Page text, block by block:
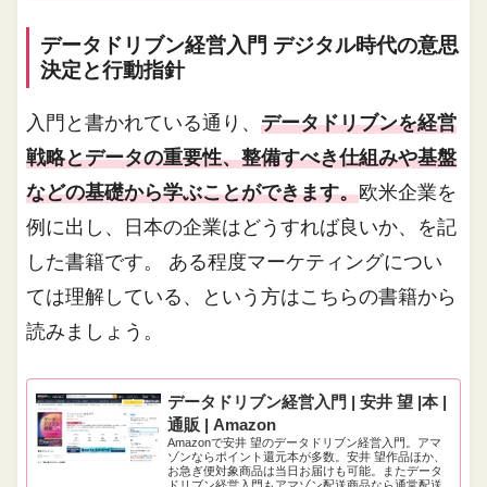
データドリブン経営入門 デジタル時代の意思
決定と行動指針
入門と書かれている通り、データドリブンを経営
戦略とデータの重要性、整備すべき仕組みや基盤
などの基礎から学ぶことができます。欧米企業を
例に出し、日本の企業はどうすれば良いか、を記
した書籍です。 ある程度マーケティングについ
ては理解している、という方はこちらの書籍から
読みましょう。
データドリブン経営入門 | 安井 望 |本 |
通販 | Amazon
Amazonで安井 望のデータドリブン経営入門。アマ
ゾンならポイント還元本が多数。安井 望作品ほか、
お急ぎ便対象商品は当日お届けも可能。またデータ